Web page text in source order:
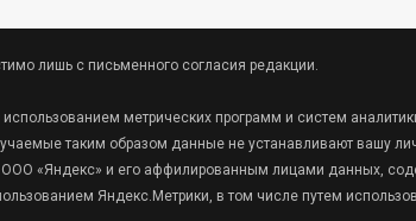
лишь с письменного согласия редакции.
метрических программ и систем
таким образом данные не устанавливают вашу
ООО «Яндекс» и его аффилированным лицами данных,
Яндекс.Метрики, в том числе путем